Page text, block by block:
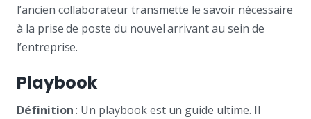
l’ancien collaborateur transmette le savoir nécessaire
à la prise de poste du nouvel arrivant au sein de
l’entreprise.
Playbook
Définition: Un playbook est un guide ultime. Il